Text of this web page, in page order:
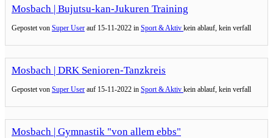
Mosbach | Bujutsu-kan-Jukuren Training
Gepostet von Super User auf 15-11-2022 in Sport & Aktiv kein ablauf, kein verfall
Mosbach | DRK Senioren-Tanzkreis
Gepostet von Super User auf 15-11-2022 in Sport & Aktiv kein ablauf, kein verfall
Mosbach | Gymnastik "von allem ebbs"